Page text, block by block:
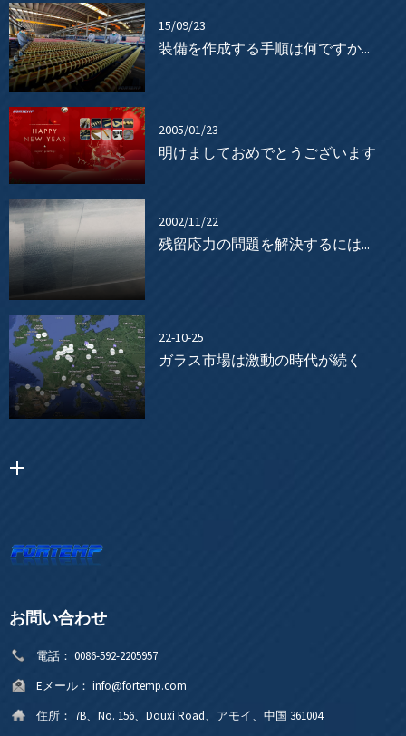
15/09/23
装備を作成する手順は何ですか...
2005/01/23
明けましておめでとうございます
2002/11/22
残留応力の問題を解決するには...
22-10-25
ガラス市場は激動の時代が続く
お問い合わせ
電話： 0086-592-2205957
Eメール： info@fortemp.com
住所： 7B、No. 156、Douxi Road、アモイ、中国 361004